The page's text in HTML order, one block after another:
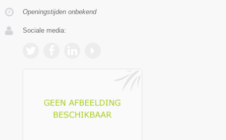
Openingstijden onbekend
Sociale media: